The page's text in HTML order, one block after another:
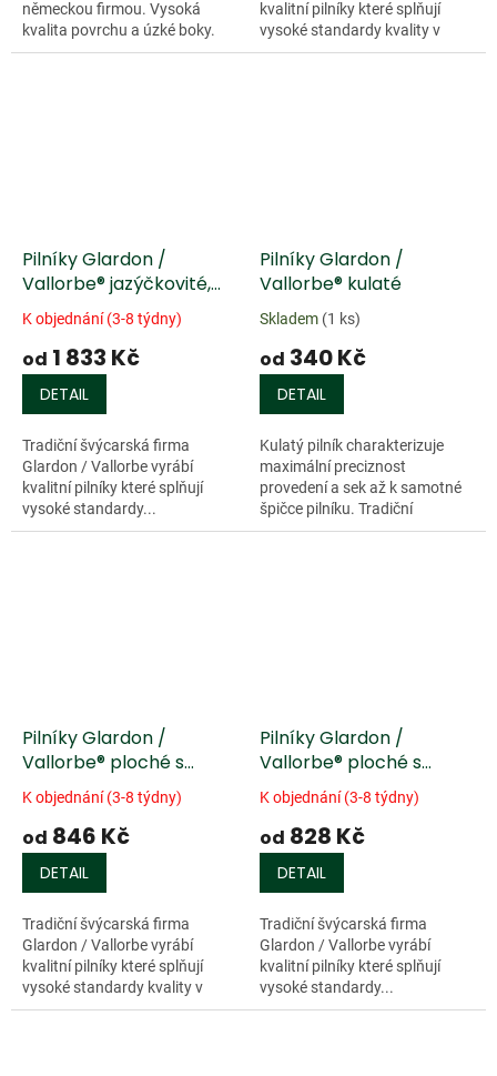
německou firmou. Vysoká
kvalita povrchu a úzké boky.
kvalitní pilníky které splňují
vysoké standardy kvality v
průmyslu. 200 letá zkušenost
Pilníky Glardon /
Vallorbe® jazýčkovité,
rukojeť z Jasanu
K objednání (3-8 týdny)
od 1 833 Kč
DETAIL
Tradiční švýcarská firma
Glardon / Vallorbe vyrábí
kvalitní pilníky které splňují
vysoké standardy...
Pilníky Glardon /
Vallorbe® kulaté
Skladem (1 ks)
od 340 Kč
DETAIL
Kulatý pilník charakterizuje
maximální preciznost
provedení a sek až k samotné
špičce pilníku. Tradiční
švýcarská firma Glardon /
Pilníky Glardon /
Vallorbe® ploché s
dvojitým sekem
K objednání (3-8 týdny)
od 846 Kč
DETAIL
Tradiční švýcarská firma
Glardon / Vallorbe vyrábí
kvalitní pilníky které splňují
vysoké standardy kvality v
průmyslu. 200 letá zkušenost
Pilníky Glardon /
Vallorbe® ploché s
dvojitým sekem, rukojeť
z Jasanu
K objednání (3-8 týdny)
od 828 Kč
DETAIL
Tradiční švýcarská firma
Glardon / Vallorbe vyrábí
kvalitní pilníky které splňují
vysoké standardy...